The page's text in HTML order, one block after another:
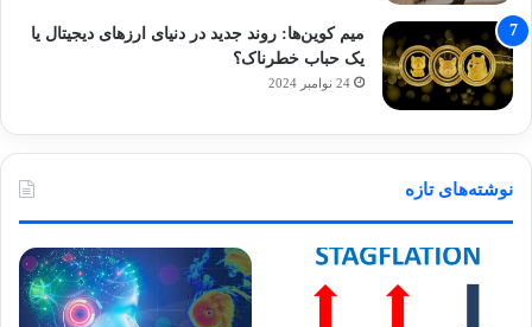
میم کوین‌ها: روند جدید در دنیای ارزهای دیجیتال یا
یک حباب خطرناک؟
24 نوامبر 2024
نوشته‌های تازه